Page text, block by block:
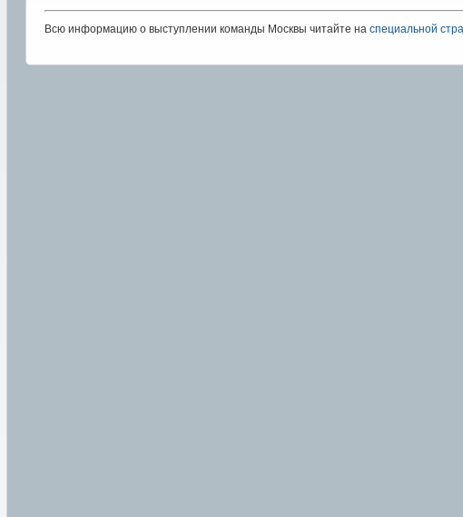
Всю информацию о выступлении команды Москвы читайте на специальной